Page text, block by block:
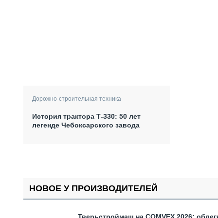
Дорожно-строительная техника
История трактора Т-330: 50 лет
легенде Чебоксарского завода
НОВОЕ У ПРОИЗВОДИТЕЛЕЙ